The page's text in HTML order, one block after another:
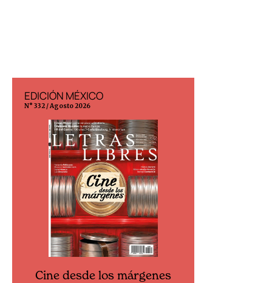
EDICIÓN MÉXICO
N° 332 / Agosto 2026
Cine desde los márgenes